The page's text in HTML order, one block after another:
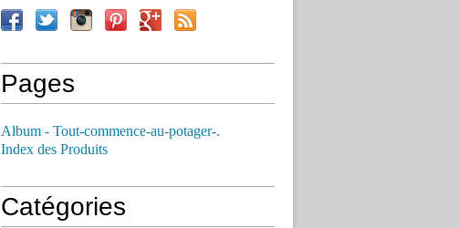
Pages
Album - Tout-commence-au-potager-.
Index des Produits
Catégories